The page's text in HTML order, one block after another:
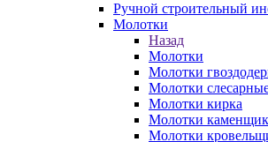
Ручной строительный
Молотки
Назад
Молотки
Молотки
Молотки
Молотки кирка
Молотки
Молотки